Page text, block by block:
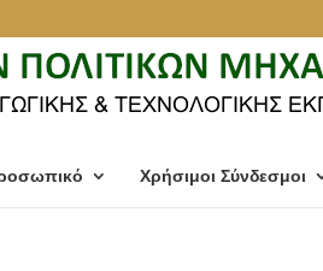
Χρήσιμοι Σύνδεσμοι